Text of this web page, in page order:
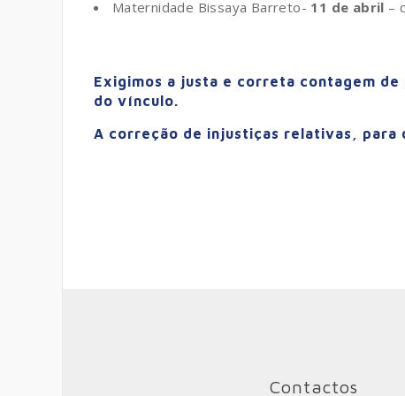
Maternidade Bissaya Barreto- 11 de abril –
Exigimos a justa e correta contagem
do vínculo.
A correção de injustiças relativas, para
Contactos